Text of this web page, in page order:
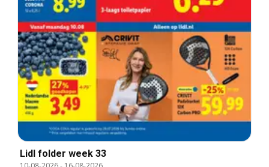
Lidl folder week 33